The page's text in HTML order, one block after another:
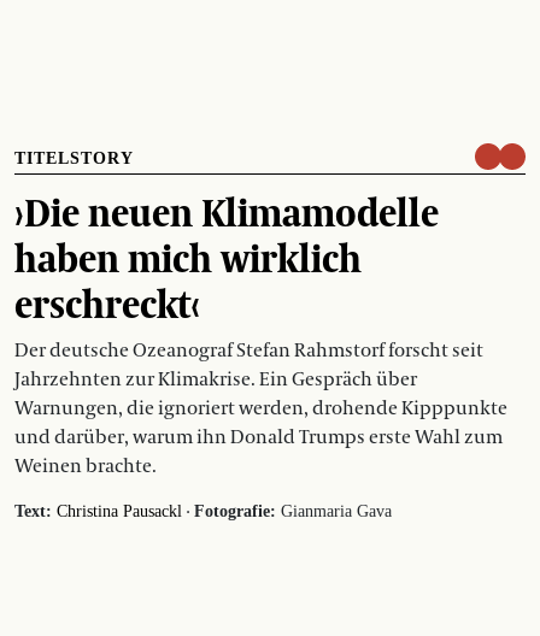
TITELSTORY
›Die neuen Klimamodelle
haben mich wirklich
erschreckt‹
Der deutsche Ozeanograf Stefan Rahmstorf forscht seit
Jahrzehnten zur Klimakrise. Ein Gespräch über
Warnungen, die ignoriert werden, drohende Kipppunkte
und darüber, warum ihn Donald Trumps erste Wahl zum
Weinen brachte.
Text: Christina Pausackl · Fotografie: Gianmaria Gava